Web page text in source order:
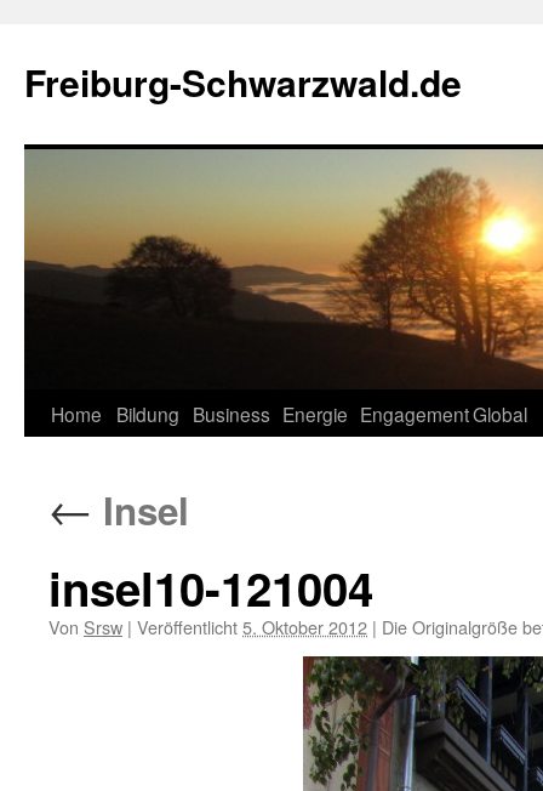
springen
Freiburg-Schwarzwald.de
Home Bildung Business Energie EngagementGlobal
← Insel
insel10-121004
Von Srsw | Veröffentlicht5. Oktober 2012 | Die Originalgröße